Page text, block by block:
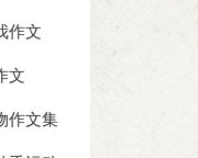
）
作文
）
文
作文集